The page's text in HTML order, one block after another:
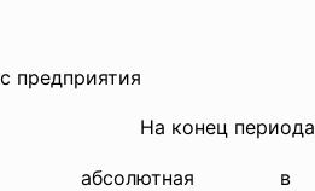
предприятия
На конец периода
абсолютная
в